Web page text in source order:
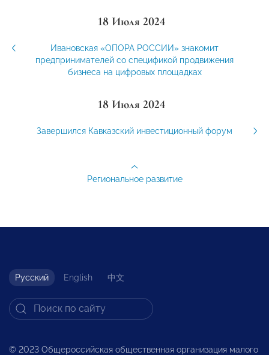
18 Июля 2024
Ивановская «ОПОРА РОССИИ» знакомит
предпринимателей со спецификой продвижения
бизнеса на цифровых площадках
18 Июля 2024
Завершился Кавказский инвестиционный форум
Региональное развитие
Русский English 中文
© 2023 Общероссийская общественная организация малого